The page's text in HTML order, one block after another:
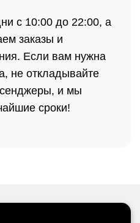
с 10:00 до 22:00, а
заказы и
Если вам нужна
не откладывайте
и мы
сроки!